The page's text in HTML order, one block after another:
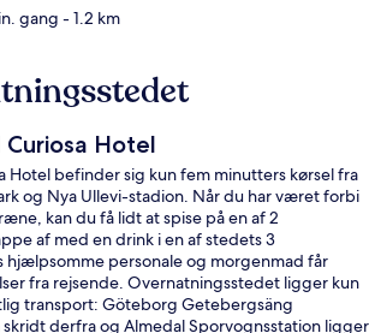
gang - 1.2 km
Hotel
Hotel befinder sig kun fem minutters kørsel fra
og Nya Ullevi-stadion. Når du har været forbi
kan du få lidt at spise på en af 2
af med en drink i en af stedets 3
hjælpsomme personale og morgenmad får
fra rejsende. Overnatningsstedet ligger kun
transport: Göteborg Getebergsäng
derfra og Almedal Sporvognsstation ligger